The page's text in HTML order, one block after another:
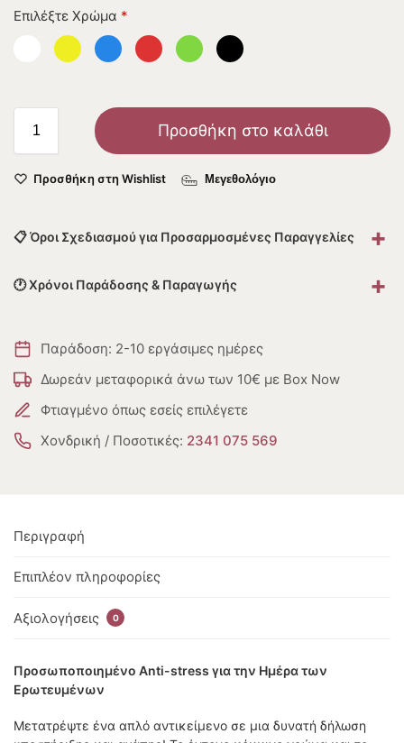
Επιλέξτε Χρώμα *
Προσθήκη στο καλάθι
Προσθήκη στη Wishlist Μεγεθολόγιο
📋 Όροι Σχεδιασμού για Προσαρμοσμένες Παραγγελίες +
🕐 Χρόνοι Παράδοσης & Παραγωγής +
Παράδοση: 2-10 εργάσιμες ημέρες
Δωρεάν μεταφορικά άνω των 10€ με Box Now
Φτιαγμένο όπως εσείς επιλέγετε
Χονδρική / Ποσοτικές: 2341 075 569
Περιγραφή
Επιπλέον πληροφορίες
Αξιολογήσεις 0
Προσωποποιημένο Anti-stress για την Ημέρα των
Ερωτευμένων
Μετατρέψτε ένα απλό αντικείμενο σε μια δυνατή δήλωση